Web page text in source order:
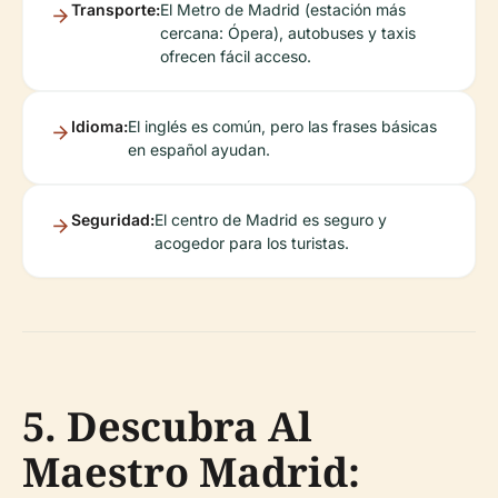
Transporte:El Metro de Madrid (estación más
cercana: Ópera), autobuses y taxis
ofrecen fácil acceso.
Idioma:El inglés es común, pero las frases básicas
en español ayudan.
Seguridad:El centro de Madrid es seguro y
acogedor para los turistas.
5. Descubra Al
Maestro Madrid: